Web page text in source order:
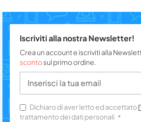
Iscriviti alla nostra Newsletter!
Crea un account e iscriviti alla
scontosul primo ordine.
Dichiaro di aver letto ed accettato
trattamento dei dati personali